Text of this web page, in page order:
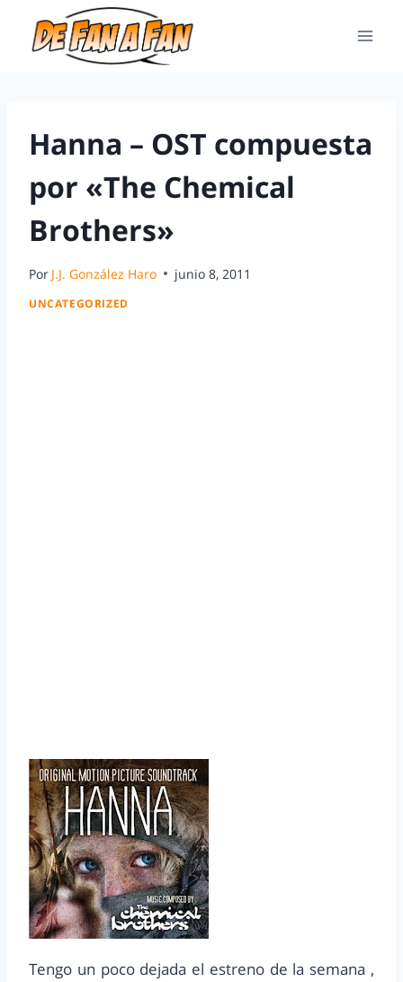
Hanna – OST compuesta
por «The Chemical
Brothers»
Por J.J. González Haro junio 8, 2011
UNCATEGORIZED
Tengo un poco dejada el estreno de la semana ,